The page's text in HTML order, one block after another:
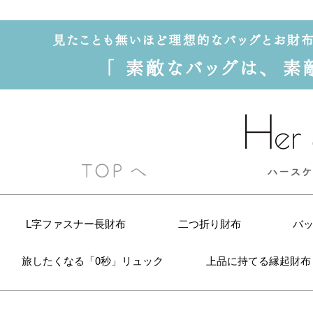
L字ファスナー長財布 二つ折り財布 バ
旅したくなる「0秒」リュック 上品に持てる縁起財布